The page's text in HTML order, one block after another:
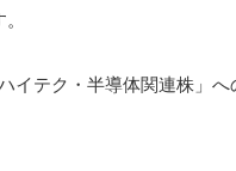
イテク・半導体関連株」へ